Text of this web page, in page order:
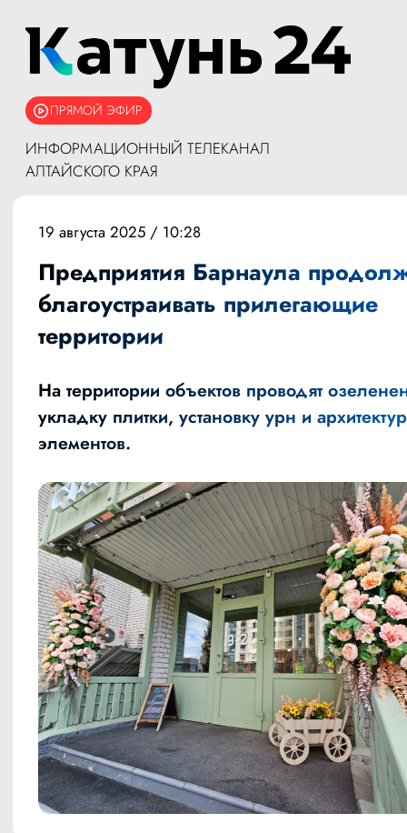
ПРЯМОЙ ЭФИР
ИНФОРМАЦИОННЫЙ ТЕЛЕКАНАЛ
АЛТАЙСКОГО КРАЯ
19 августа 2025 / 10:28
Предприятия Барнаула
благоустраивать прилегающие
территории
На территории объектов проводят
укладку плитки, установку урн и
элементов.